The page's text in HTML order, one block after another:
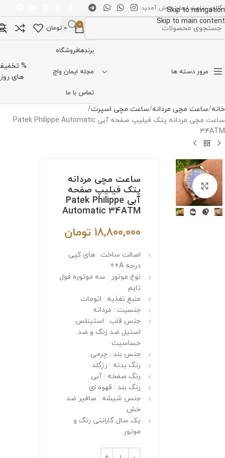
Skip to navigation
Skip to main content
گالری ساعت ایمان خوش آمدید
0
0 تومان
مرور دسته ها
برندهافروشگاه
مجله ایمان واچ
تماس با ما
%
های روز
خانه ساعت مچی مردانه ساعت مچی اسپرت
ساعت مچی مردانه پتک فیلیپ صفحه آبی Patek Philippe Automatic
34ATM
برای بزرگنمایی کلیک کنیدساعت مچی مردانه
پتک فیلیپ صفحه
آبی Patek Philippe
Automatic 34ATM
18,800,000 تومان
اصالت ساخت : های کپی
درجه A++
نوع موتور : سه موتوره فول
تایم
منبع تغذیه : اتومات
جنسیت : مردانه
جنس قاب : استینلس
استیل ضد زنگ و ضد
حساسیت
جنس بند : چرمی
رنگ بدنه : رزگلد
رنگ صفحه : آبی
رنگ بند : قهوه ای
جنس شیشه : صافیر ضد
خش
یک سال گارانتی رنگ و
موتور